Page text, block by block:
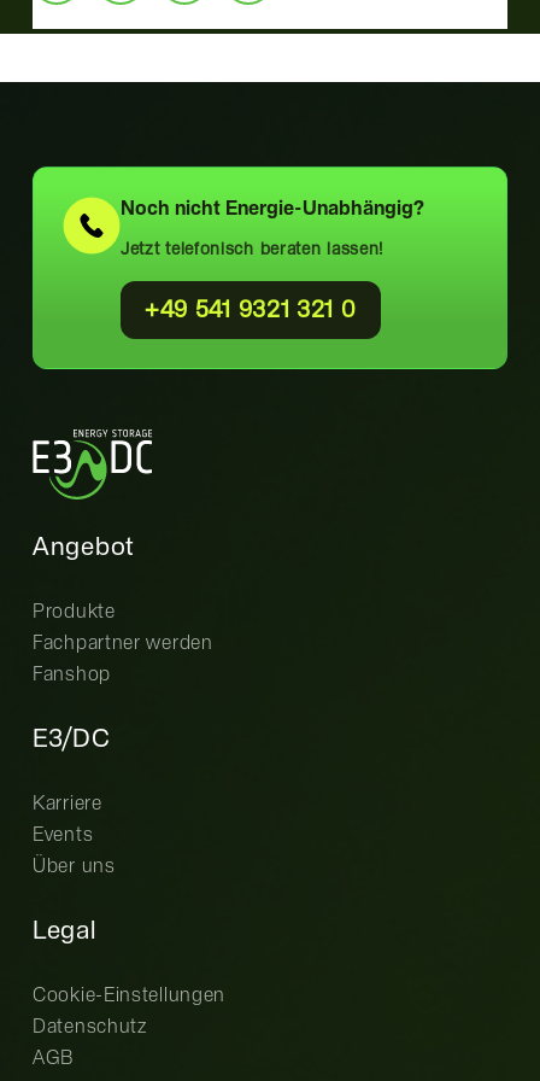
Noch nicht Energie-Unabhängig?
Jetzt telefonisch beraten lassen!
+49 541 9321 321 0
Angebot
Produkte
Fachpartner werden
Fanshop
E3/DC
Karriere
Events
Über uns
Legal
Cookie-Einstellungen
Datenschutz
AGB